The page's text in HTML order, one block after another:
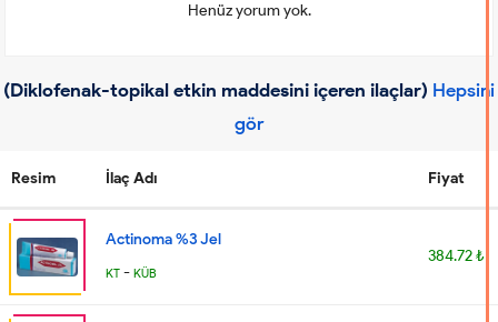
Henüz yorum yok.
(Diklofenak-topikal etkin maddesini içeren ilaçlar) Hepsini
gör
Resim İlaç Adı Fiyat
Actinoma %3 Jel
KT - KÜB
384.72 ₺